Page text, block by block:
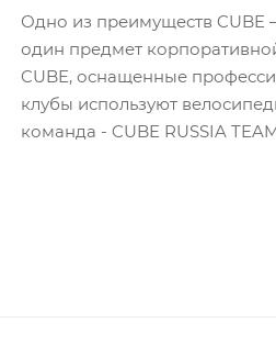
Одно из преимуществ CUBE
один предмет
CUBE, оснащенные
клубы используют
команда - CUBE RUSSIA